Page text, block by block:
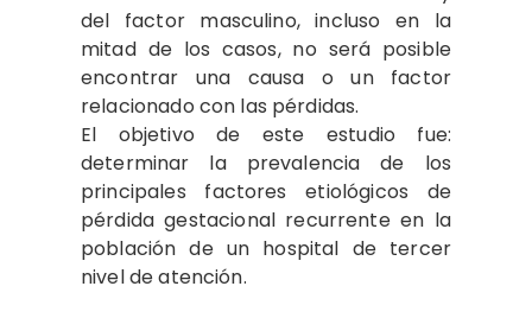
del factor masculino, incluso en la
mitad de los casos, no será posible
encontrar una causa o un factor
relacionado con las pérdidas.
El objetivo de este estudio fue:
determinar la prevalencia de los
principales factores etiológicos de
pérdida gestacional recurrente en la
población de un hospital de tercer
nivel de atención.